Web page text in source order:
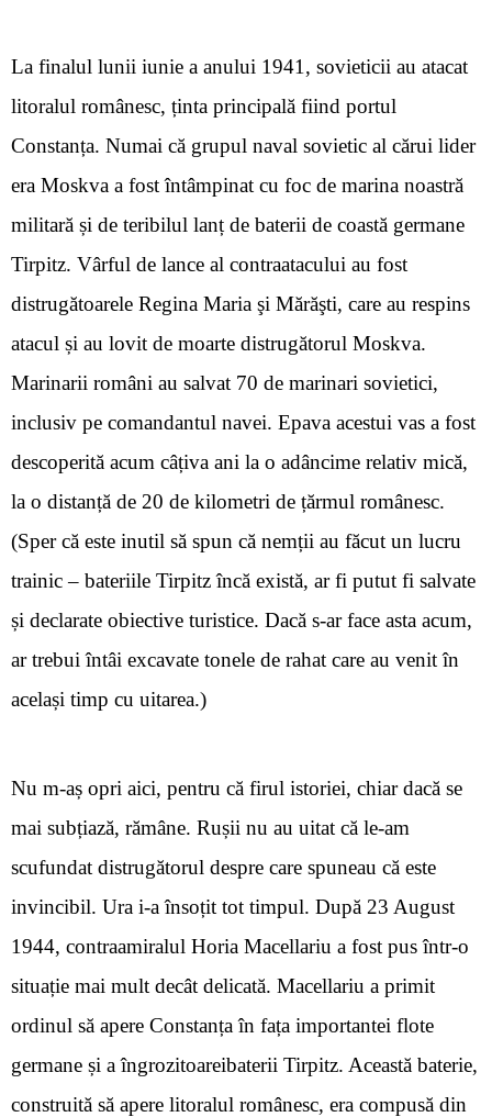
La finalul lunii iunie a anului 1941, sovieticii au atacat
litoralul românesc, ținta principală fiind portul
Constanța. Numai că grupul naval sovietic al cărui lider
era Moskva a fost întâmpinat cu foc de marina noastră
militară și de teribilul lanț de baterii de coastă germane
Tirpitz. Vârful de lance al contraatacului au fost
distrugătoarele Regina Maria şi Mărăşti, care au respins
atacul și au lovit de moarte distrugătorul Moskva.
Marinarii români au salvat 70 de marinari sovietici,
inclusiv pe comandantul navei. Epava acestui vas a fost
descoperită acum câțiva ani la o adâncime relativ mică,
la o distanță de 20 de kilometri de țărmul românesc.
(Sper că este inutil să spun că nemții au făcut un lucru
trainic – bateriile Tirpitz încă există, ar fi putut fi salvate
și declarate obiective turistice. Dacă s-ar face asta acum,
ar trebui întâi excavate tonele de rahat care au venit în
același timp cu uitarea.)
Nu m-aș opri aici, pentru că firul istoriei, chiar dacă se
mai subțiază, rămâne. Rușii nu au uitat că le-am
scufundat distrugătorul despre care spuneau că este
invincibil. Ura i-a însoțit tot timpul. După 23 August
1944, contraamiralul Horia Macellariu a fost pus într-o
situație mai mult decât delicată. Macellariu a primit
ordinul să apere Constanța în fața importantei flote
germane și a îngrozitoareibaterii Tirpitz. Această baterie,
construită să apere litoralul românesc, era compusă din